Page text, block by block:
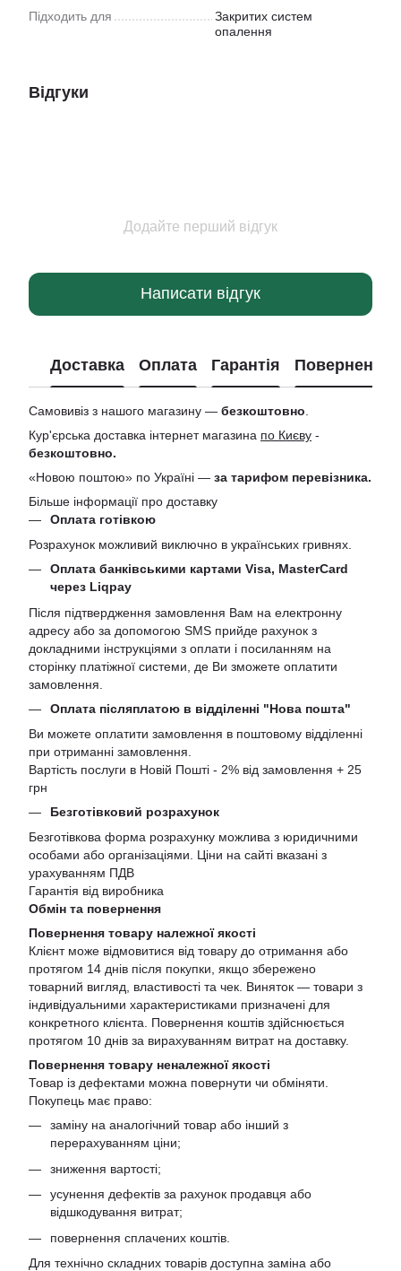
Підходить для
Закритих систем
опалення
Відгуки
Додайте перший відгук
Написати відгук
Доставка Оплата Гарантія Повернення
Самовивіз з нашого магазину — безкоштовно
Кур'єрська доставка інтернет магазина по Києву -
безкоштовно.
«Новою поштою» по Україні — за тарифом перевізника.
Більше інформації про доставку
Оплата готівкою
Розрахунок можливий виключно в українських гривнях.
Оплата банківськими картами Visa, MasterCard
через Liqpay
Після підтвердження замовлення Вам на електронну
адресу або за допомогою SMS прийде рахунок з
докладними інструкціями з оплати і посиланням на
сторінку платіжної системи, де Ви зможете оплатити
замовлення.
Оплата післяплатою в відділенні "Нова пошта"
Ви можете оплатити замовлення в поштовому відділенні
при отриманні замовлення.
Вартість послуги в Новій Пошті - 2% від замовлення + 25
грн
Безготівковий розрахунок
Безготівкова форма розрахунку можлива з юридичними
особами або організаціями. Ціни на сайті вказані з
урахуванням ПДВ
Гарантія від виробника
Обмін та повернення
Повернення товару належної якості
Клієнт може відмовитися від товару до отримання або
протягом 14 днів після покупки, якщо збережено
товарний вигляд, властивості та чек. Виняток — товари з
індивідуальними характеристиками призначені для
конкретного клієнта. Повернення коштів здійснюється
протягом 10 днів за вирахуванням витрат на доставку.
Повернення товару неналежної якості
Товар із дефектами можна повернути чи обміняти.
Покупець має право:
заміну на аналогічний товар або інший з
перерахуванням ціни;
зниження вартості;
усунення дефектів за рахунок продавця або
відшкодування витрат;
повернення сплачених коштів.
Для технічно складних товарів доступна заміна або